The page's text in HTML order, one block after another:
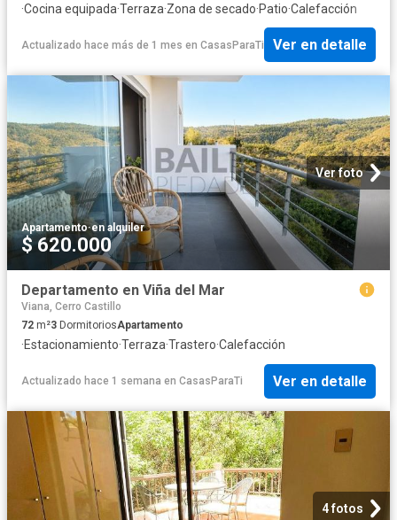
·Cocina equipada·Terraza·Zona de secado·Patio·Calefacción
Actualizado hace más de 1 mes en CasasParaTi Ver en detalle
Ver foto
Apartamento·en alquiler
$ 620.000
Departamento en Viña del Mar
Viana, Cerro Castillo
72 m²3 DormitoriosApartamento
·Estacionamiento·Terraza·Trastero·Calefacción
Actualizado hace 1 semana en CasasParaTi Ver en detalle
4 fotos